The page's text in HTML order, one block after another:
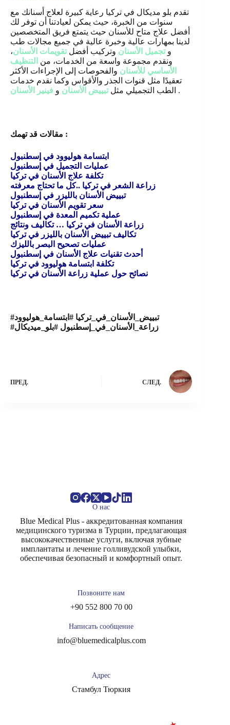
تقدم بلو مديكال في تركيا رعاية كبيرة لعلاج أسنانك مع
سنوات من الخبرة، حيث يمكن لعيادتنا أن توفر لك
أفضل علاج متاح للأسنان حيث يتمتع فريق المتخصصين
لدينا بمهارات عالية وخبرة عالية في جميع مجالات طب
وتجميل الأسنان وتركيب أفضل تقويمات الأسنان،
ونقدم مجموعة واسعة من الخدمات، من التنظيف
الأساسي للأسنان والفحوصات إلى الإجراءات الأكثر
تعقيدًا مثل قنوات الجذر والأقواس وكما نقدم خدمات
الطب التجميلي مثل تبييض الأسنان و فينير الأسنان .
مقالات قد تهمك :
ابتسامة هوليوود في إسطنبول
عمليات التجميل في إسطنبول
تكلفة علاج الأسنان في تركيا
زراعة الشعر في تركيا ..كل ما تحتاج معرفته
تبييض الأسنان بالليزر في إسطنبول
سعر تقويم الأسنان في تركيا
عملية تكميم المعدة في إسطنبول
زراعة الأسنان في تركيا … تكاليف ونتائج
تكاليف تبييض الأسنان بالليزر في تركيا
عمليات تصحيح البصر بالليزك
أحدث تقنيات علاج الأسنان في إسطنبول
تكلفة ابتسامة هوليوود في تركيا
نصائح حول عملية زراعة الأسنان في تركيا
#تبييض_الأسنان_في_تركيا #ابتسامة_هوليوود
#زراعة_الأسنان_في_إسطنبول #بلو_ميديكال
ПРЕД. СЛЕД.
О нас
Blue Medical Plus - аккредитованная компания
медицинского туризма в Турции, предлагающая
высококачественные услуги, включая зубные
имплантаты и лечение голливудской улыбки,
обеспечивая безопасный и комфортный опыт.
Позвоните нам
+90 552 800 70 00
Написать сообщение
info@bluemedicalplus.com
Адрес
Стамбул Тюркия